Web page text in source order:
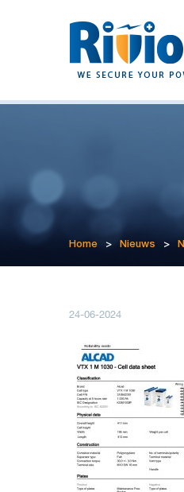
Home > Nieuws >
24-06-2024